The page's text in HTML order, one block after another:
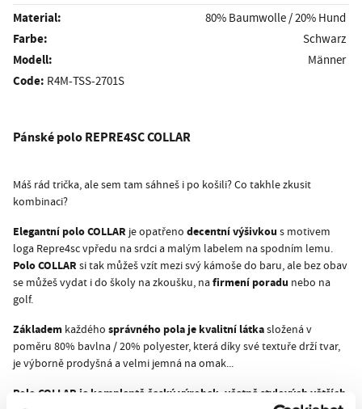
Material: 80% Baumwolle / 20% Hund
Farbe: Schwarz
Modell: Männer
Code: R4M-TSS-2701S
Pánské poloREPRE4SC COLLAR
Máš rád trička, ale sem tam sáhneš i po košili? Co takhle zkusit
kombinaci?
Elegantní polo COLLAR je opatřeno decentní výšivkou s motivem
loga Repre4sc vpředu na srdci a malým labelem na spodním lemu.
Polo COLLAR si tak můžeš vzít mezi svý kámoše do baru, ale bez obav
se můžeš vydat i do školy na zkoušku, nafirmení poradu nebo na
golf.
Základem každého správného pola je kvalitní látkasložená v
poměru 80% bavlna / 20% polyester, která díky své textuře drží tvar,
je výborně prodyšná a velmi jemná na omak...
Polo COLLAR je komplentě český výrobek, včetně stylových větších